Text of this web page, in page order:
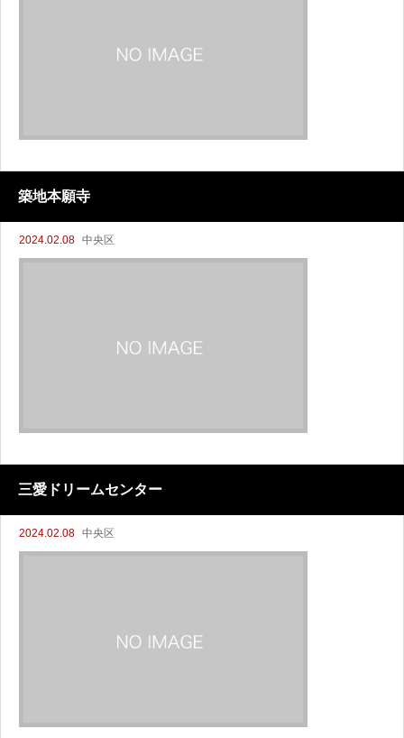
築地本願寺
2024.02.08 中央区
三愛ドリームセンター
2024.02.08 中央区